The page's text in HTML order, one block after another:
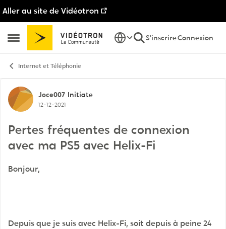
Aller au site de Vidéotron
Ouvrir Menu Latéral
Passer au contenu
S'inscrireConnexion
Internet et Téléphonie
Discussion de forum
Joce007 Initiate
12-12-2021
Pertes fréquentes de connexion
avec ma PS5 avec Helix-Fi
Bonjour,
Depuis que je suis avec Helix-Fi, soit depuis à peine 24